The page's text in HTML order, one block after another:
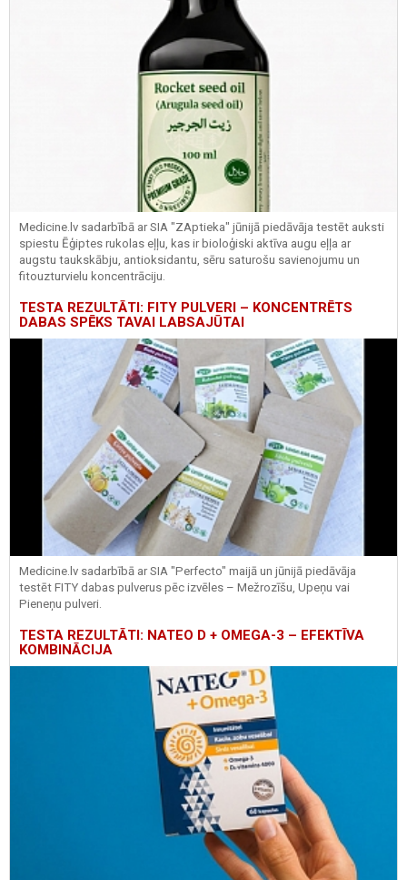
Medicine.lv sadarbībā ar SIA "ZAptieka" jūnijā piedāvāja testēt auksti
spiestu Ēģiptes rukolas eļļu, kas ir bioloģiski aktīva augu eļļa ar
augstu taukskābju, antioksidantu, sēru saturošu savienojumu un
fitouzturvielu koncentrāciju.
TESTA REZULTĀTI: FITY PULVERI – KONCENTRĒTS
DABAS SPĒKS TAVAI LABSAJŪTAI
Medicine.lv sadarbībā ar SIA "Perfecto" maijā un jūnijā piedāvāja
testēt FITY dabas pulverus pēc izvēles – Mežrozīšu, Upeņu vai
Pieneņu pulveri.
TESTA REZULTĀTI: NATEO D + OMEGA-3 – EFEKTĪVA
KOMBINĀCIJA